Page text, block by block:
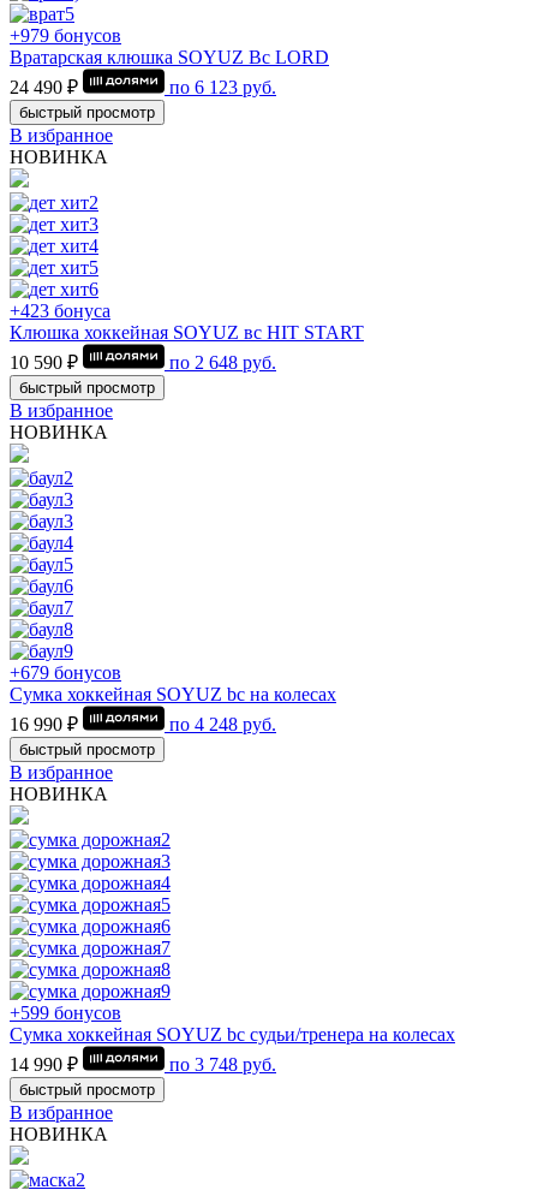
+979 бонусов
Вратарская клюшка SOYUZ Bc LORD
24 490 ₽
по 6 123 руб.
быстрый просмотр
В избранное
НОВИНКА
+423 бонуса
Клюшка хоккейная SOYUZ вс HIT START
10 590 ₽
по 2 648 руб.
быстрый просмотр
В избранное
НОВИНКА
+679 бонусов
Сумка хоккейная SOYUZ bc на колесах
16 990 ₽
по 4 248 руб.
быстрый просмотр
В избранное
НОВИНКА
+599 бонусов
Сумка хоккейная SOYUZ bc судьи/тренера на колесах
14 990 ₽
по 3 748 руб.
быстрый просмотр
В избранное
НОВИНКА